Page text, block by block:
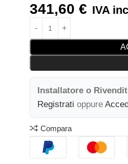
341,60€ IVA
Installatore o
Registrati oppure
Compara